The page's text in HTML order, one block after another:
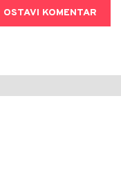
OSTAVI KOMENTAR